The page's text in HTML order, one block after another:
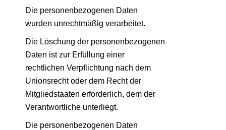
Die personenbezogenen Daten
wurden unrechtmäßig verarbeitet.
Die Löschung der personenbezogenen
Daten ist zur Erfüllung einer
rechtlichen Verpflichtung nach dem
Unionsrecht oder dem Recht der
Mitgliedstaaten erforderlich, dem der
Verantwortliche unterliegt.
Die personenbezogenen Daten